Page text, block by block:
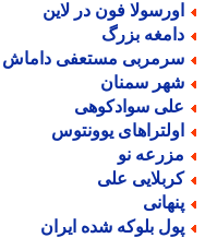
فون در لاین
بزرگ
مستعفی داماش
سمنان
سوادکوهی
یوونتوس
نو
علی
بلوکه شده ایران